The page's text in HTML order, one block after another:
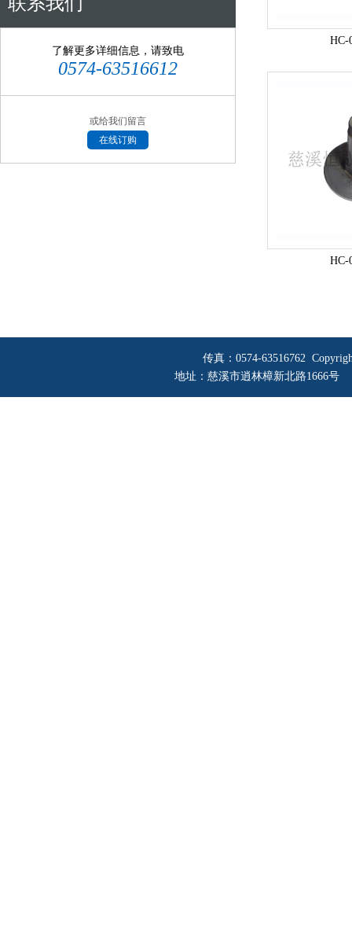
了解更多详细信息，请致电
0574-63516612
或给我们留言
在线订购
HC-
HC-
传真：0574-63516762
地址：慈溪市逍林樟新北路1666